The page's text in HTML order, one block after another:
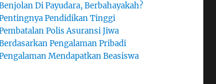
Di Payudara, Berbahayakah?
Pendidikan Tinggi
Polis Asuransi Jiwa
Pengalaman Pribadi
Mendapatkan Beasiswa